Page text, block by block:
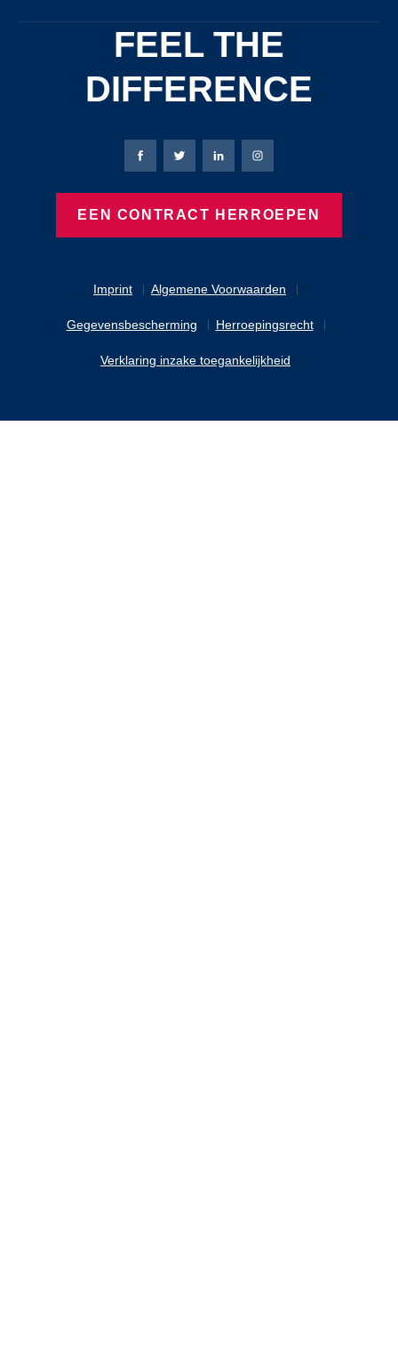
FEEL THE
DIFFERENCE
Imprint Algemene Voorwaarden
Gegevensbescherming Herroepingsrecht
Verklaring inzake toegankelijkheid
Bierbaum-Proenen Facebook-pagina
Bierbaum-Proenen X-pagina
Bierbaum-Proenen
Bierbaum-Proenen
EEN CONTRACT HERROEPEN